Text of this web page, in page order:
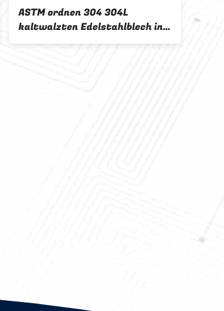
ASTM ordnen 304 304L
kaltwalzten Edelstahlblech in
der Spule SS umwickelt Platte